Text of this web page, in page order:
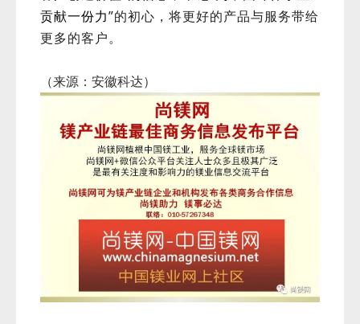
贡献一份力”的初心，将更好的产品与服务带给
更多的客户。
（来源：安徽科达）